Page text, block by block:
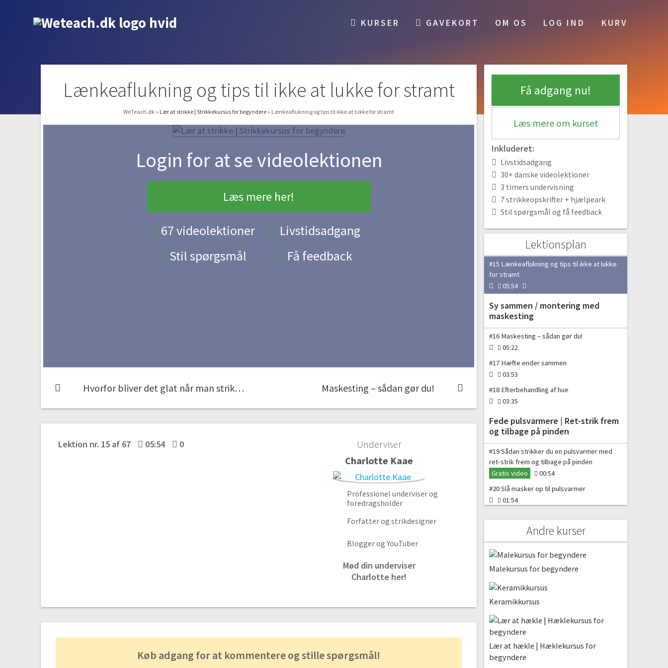
KURSER GAVEKORT OM OS LOG IND KURV
Lænkeaflukning og tips til ikke at lukke for stramt
WeTeach.dk » Lær at strikke | Strikkekursus for begyndere » Lænkeaflukning og tips til ikke at lukke for stramt
Login for at se videolektionen
Læs mere her!
67 videolektioner
Livstidsadgang
Stil spørgsmål
Få feedback
Hvorfor bliver det glat når man strikker rundt? Maskesting – sådan gør du!
Lektion nr. 15 af 67 05:54 0
Underviser
Charlotte Kaae
Professionel underviser og
foredragsholder
Forfatter og strikdesigner
Blogger og YouTuber
Mød din underviser
Charlotte her!
Få adgang nu!
Læs mere om kurset
Inkluderet:
Livstidsadgang
30+ danske videolektioner
3 timers undervisning
7 strikkeopskrifter + hjælpeark
Stil spørgsmål og få feedback
Lektionsplan
03:17
#11 Gran og pinde til hue
#12 Slå masker op til hue
04:28
#13 Strik rundt
07:11
#14 Hvorfor bliver det glat når man strikker
rundt?
Luk huen af
#15 Lænkeaflukning og tips til ikke at lukke
for stramt
05:54
Sy sammen / montering med
maskesting
#16 Maskesting – sådan gør du!
05:22
#17 Hæfte ender sammen
03:53
#18 Efterbehandling af hue
03:35
Fede pulsvarmere | Ret-strik frem
og tilbage på pinden
#19 Sådan strikker du en pulsvarmer med
ret-strik frem og tilbage på pinden
Gratis video
00:54
#20 Slå masker op til pulsvarmer
01:54
#22 Knaphuller
06:00
#23 Aflukning af plusvarmere
09:51
Funky pandebånd | Glat-strik frem
og tilbage på pinden
#25 Vi skal strikke et pandebånd med
Andre kurser
Malekursus for begyndere
Keramikkursus
Lær at hækle | Hæklekursus for
begyndere
Køb adgang for at kommentere og stille spørgsmål!